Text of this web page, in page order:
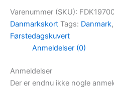
Varenummer (SKU):
Danmarkskort Tags: Danmark,
Førstedagskuvert
Anmeldelser (0)
Anmeldelser
Der er endnu ikke nogle